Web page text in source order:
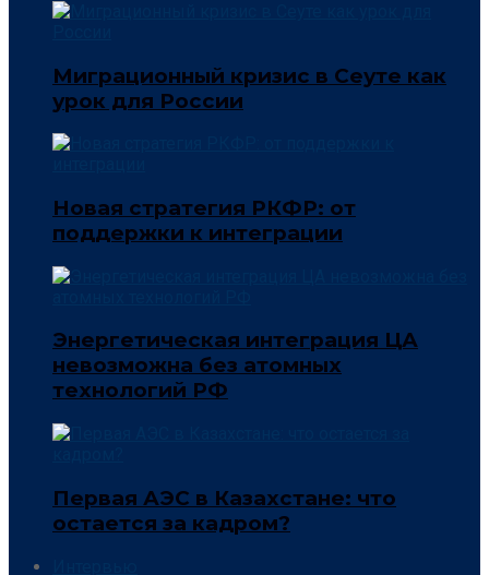
Миграционный кризис в Сеуте как
урок для России
Новая стратегия РКФР: от
поддержки к интеграции
Энергетическая интеграция ЦА
невозможна без атомных
технологий РФ
Первая АЭС в Казахстане: что
остается за кадром?